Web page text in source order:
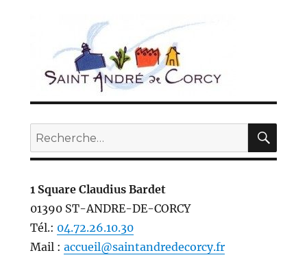
Recherche
pour :
1 Square Claudius Bardet
01390 ST-ANDRE-DE-CORCY
Tél.: 04.72.26.10.30
Mail : accueil@saintandredecorcy.fr